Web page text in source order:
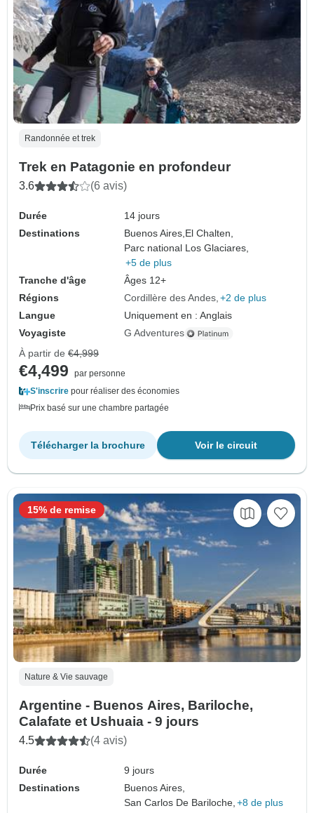
Randonnée et trek
Trek en Patagonie en profondeur
3.6 (6 avis)
Durée
14 jours
Destinations
Buenos Aires,El Chalten,
Parc national Los Glaciares,
+5 de plus
Tranche d'âge
Âges 12+
Régions
Cordillère des Andes +2 de plus
Langue
Uniquement en : Anglais
Voyagiste
G Adventures
À partir de €4,999
€4,499
par personne
S'inscrire pour réaliser des économies
Prix basé sur une chambre partagée
Voir le circuit
Télécharger la brochure
Nature & Vie sauvage
Argentine - Buenos Aires, Bariloche,
Calafate et Ushuaia - 9 jours
4.5 (4 avis)
Durée
9 jours
Destinations
Buenos Aires,
San Carlos De Bariloche, +8 de plus
15% de remise